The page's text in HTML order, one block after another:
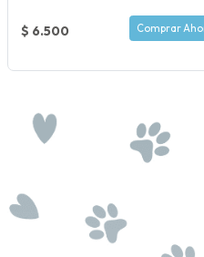
$ 6.500 Comprar